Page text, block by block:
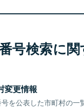
号検索に
変更情報
を公表した市町村の一